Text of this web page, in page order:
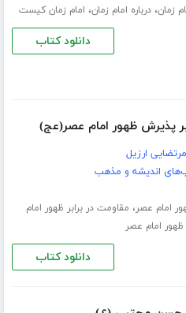
زمان،درباره امام زمان، امام زمان کیست
دانلود کتاب
پذیرش ظهور امام عصر(عج)
ارزیل
اندیشه و مذهب
امام عصر، مقاومت در برابر ظهور امام
امام عصر
دانلود کتاب